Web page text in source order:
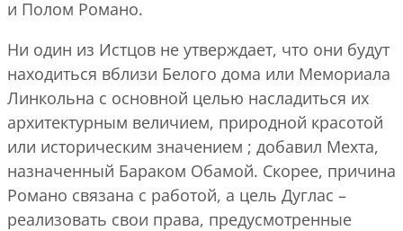
и Полом Романо.
Ни один из Истцов не утверждает, что они будут
находиться вблизи Белого дома или Мемориала
Линкольна с основной целью насладиться их
архитектурным величием, природной красотой
или историческим значением ; добавил Мехта,
назначенный Бараком Обамой. Скорее, причина
Романо связана с работой, а цель Дуглас –
реализовать свои права, предусмотренные